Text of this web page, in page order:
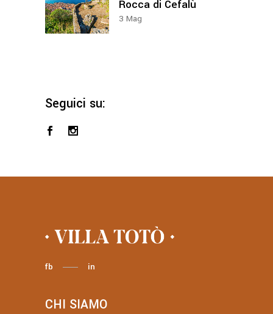
Rocca di Cefalù
3 Mag
Seguici su:
fb in
CHI SIAMO